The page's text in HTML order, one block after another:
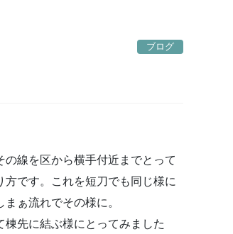
ブログ
線を区から横手付近までとって
です。これを短刀でも同じ様に
ぁ流れでその様に。
先に結ぶ様にとってみました